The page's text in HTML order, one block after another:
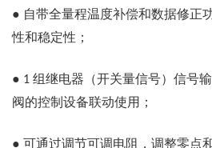
● 自带全量程温度补偿和数据修正
性和稳定性；
● 1 组继电器（开关量信号）信号
阀的控制设备联动使用；
● 可通过调节可调电阻，调整零点